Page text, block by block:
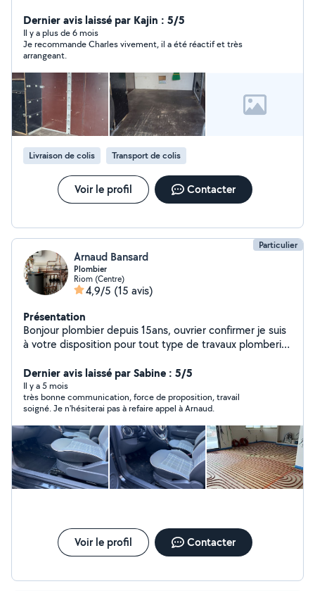
Dernier avis laissé par Kajin : 5/5
Il y a plus de 6 mois
Je recommande Charles vivement, il a été réactif et très
arrangeant.
Livraison de colis Transport de colis
Voir le profil Contacter
Particulier
Arnaud Bansard
Plombier
Riom (Centre)
4,9/5 (15 avis)
Présentation
Bonjour plombier depuis 15ans, ouvrier confirmer je suis
à votre disposition pour tout type de travaux plomberie,
debroussaillage, tonte. Nouveau! Nettoyage de voiture
intérieur extérieur!!
Dernier avis laissé par Sabine : 5/5
Il y a 5 mois
très bonne communication, force de proposition, travail
soigné. Je n'hésiterai pas à refaire appel à Arnaud.
Voir le profil Contacter